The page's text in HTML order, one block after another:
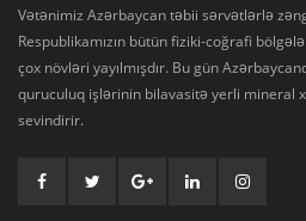
Vətənimiz Azərbaycan təbii sərvətlərlə
Respublikamızın bütün fiziki-coğrafi
çox növləri yayılmışdır. Bu gün
quruculuq işlərinin bilavasitə yerli mineral
sevindirir.